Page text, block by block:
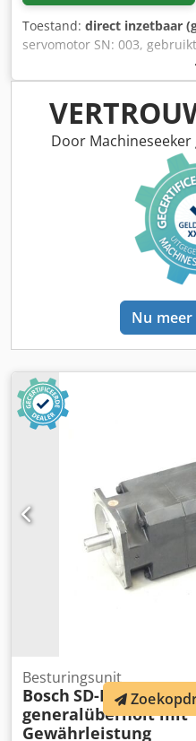
Toestand: direct inzetbaar
servomotor SN: 003,
100% functioneel,
Vraag apart naar de
OP: De kosten voor
te worden aangevraagd!
Door
Nu
Besturingsunit
Bosch SD-B5.250.015-
generalüberholt mit
Gewährleistung